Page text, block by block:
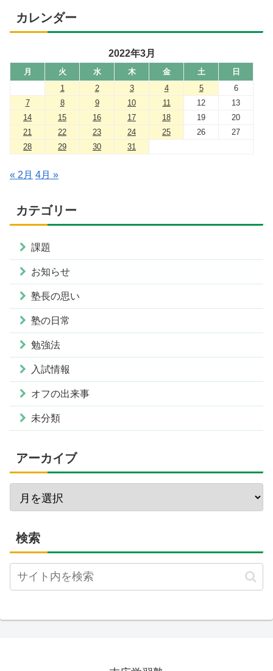
カレンダー
2022年3月
月 火 水 木 金 土
日
1
2 3 4 5
6
7
8 9 10 11 12
13
14
15 16 17 18 19
20
21
22 23 24 25 26
27
28
29 30 31
« 2月 4月 »
カテゴリー
課題
お知らせ
塾長の思い
塾の日常
勉強法
入試情報
オフの出来事
未分類
アーカイブ
検索